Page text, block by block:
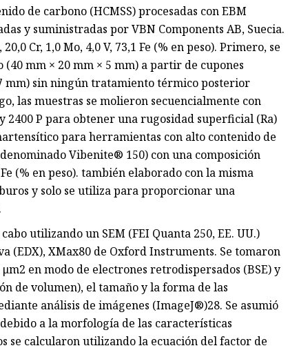
de carbono (HCMSS) procesadas con EBM
y suministradas por VBN Components AB, Suecia.
Cr, 1,0 Mo, 4,0 V, 73,1 Fe (% en peso). Primero, se
mm × 20 mm × 5 mm) a partir de cupones
mm) sin ningún tratamiento térmico posterior
las muestras se molieron secuencialmente con
2400 P para obtener una rugosidad superficial (Ra)
para herramientas con alto contenido de
Vibenite® 150) con una composición
(% en peso). también elaborado con la misma
y solo se utiliza para proporcionar una
utilizando un SEM (FEI Quanta 250, EE. UU.)
(EDX), XMax80 de Oxford Instruments. Se tomaron
en modo de electrones retrodispersados ​​(BSE) y
de volumen), el tamaño y la forma de las
análisis de imágenes (ImageJ®)28. Se asumió
a la morfología de las características
se calcularon utilizando la ecuación del factor de